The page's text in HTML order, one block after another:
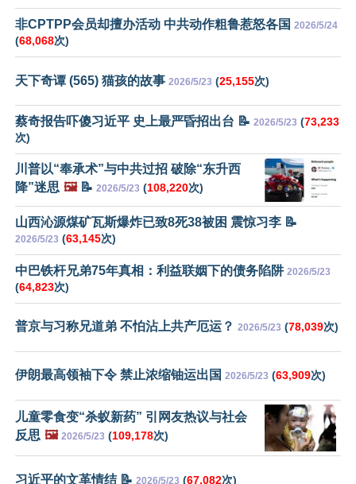
非CPTPP会员却擅办活动 中共动作粗鲁惹怒各国 2026/5/24
(68,068次)
天下奇谭 (565) 猫孩的故事 2026/5/23 (25,155次)
蔡奇报告吓傻习近平 史上最严昏招出台 📝 2026/5/23 (73,233
次)
川普以“奉承术”与中共过招 破除“东升西
降”迷思 🖼️📝 2026/5/23 (108,220次)
山西沁源煤矿瓦斯爆炸已致8死38被困 震惊习李 📝
2026/5/23 (63,145次)
中巴铁杆兄弟75年真相：利益联姻下的债务陷阱 2026/5/23
(64,823次)
普京与习称兄道弟 不怕沾上共产厄运？ 2026/5/23 (78,039次)
伊朗最高领袖下令 禁止浓缩铀运出国 2026/5/23 (63,909次)
儿童零食变“杀蚁新药” 引网友热议与社会
反思 🖼️ 2026/5/23 (109,178次)
习近平的文革情结 📝 2026/5/23 (67,082次)